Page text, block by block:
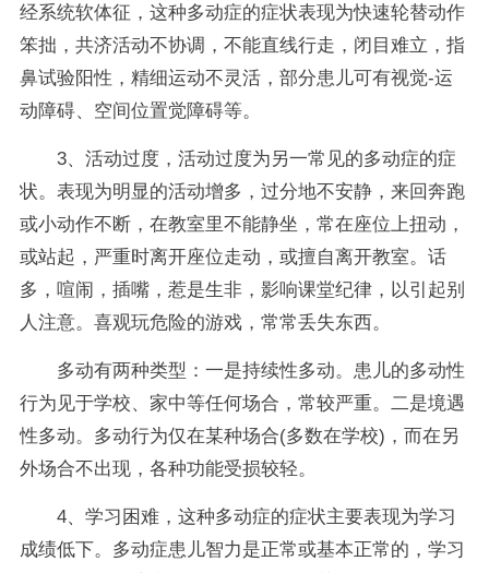
经系统软体征，这种多动症的症状表现为快速轮替动作
笨拙，共济活动不协调，不能直线行走，闭目难立，指
鼻试验阳性，精细运动不灵活，部分患儿可有视觉-运
动障碍、空间位置觉障碍等。
3、活动过度，活动过度为另一常见的多动症的症
状。表现为明显的活动增多，过分地不安静，来回奔跑
或小动作不断，在教室里不能静坐，常在座位上扭动，
或站起，严重时离开座位走动，或擅自离开教室。话
多，喧闹，插嘴，惹是生非，影响课堂纪律，以引起别
人注意。喜观玩危险的游戏，常常丢失东西。
多动有两种类型：一是持续性多动。患儿的多动性
行为见于学校、家中等任何场合，常较严重。二是境遇
性多动。多动行为仅在某种场合(多数在学校)，而在另
外场合不出现，各种功能受损较轻。
4、学习困难，这种多动症的症状主要表现为学习
成绩低下。多动症患儿智力是正常或基本正常的，学习